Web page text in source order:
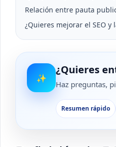
Relación entre pauta
¿Quieres mejorar el SEO
✨
¿Quieres
Haz preguntas,
Resumen rápido